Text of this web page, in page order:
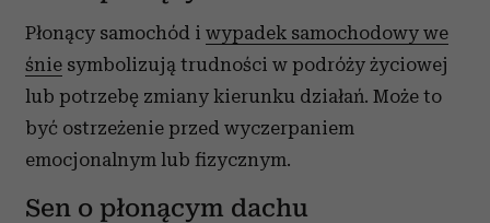
Płonący samochód i wypadek samochodowy we
śnie symbolizują trudności w podróży życiowej
lub potrzebę zmiany kierunku działań. Może to
być ostrzeżenie przed wyczerpaniem
emocjonalnym lub fizycznym.
Sen o płonącym dachu